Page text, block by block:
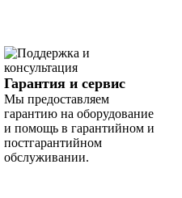
Гарантия и сервис
Мы предоставляем
гарантию на оборудование
и помощь в гарантийном и
постгарантийном
обслуживании.